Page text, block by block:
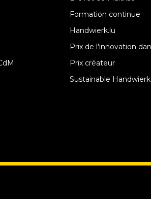
Formation continue
Handwierk.lu
Prix de l'innovation
Prix créateur
Sustainable Handwierk